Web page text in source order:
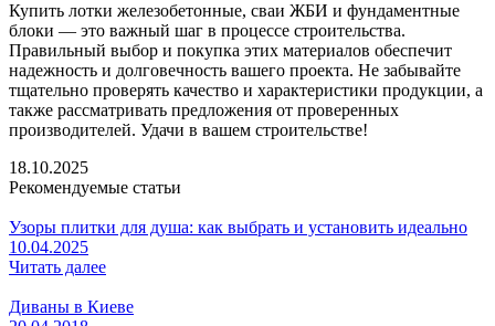
Купить лотки железобетонные, сваи ЖБИ и фундаментные
блоки — это важный шаг в процессе строительства.
Правильный выбор и покупка этих материалов обеспечит
надежность и долговечность вашего проекта. Не забывайте
тщательно проверять качество и характеристики продукции, а
также рассматривать предложения от проверенных
производителей. Удачи в вашем строительстве!
18.10.2025
Рекомендуемые статьи
Узоры плитки для душа: как выбрать и установить идеально
10.04.2025
Читать далее
Диваны в Киеве